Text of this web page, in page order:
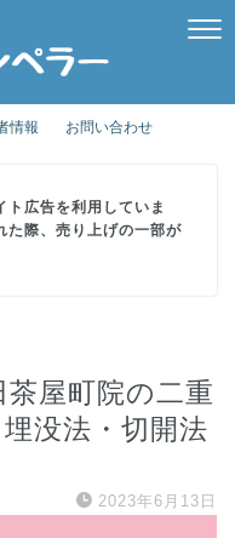
情報 お問い合わせ
広告を利用していま
た際、売り上げの一部が
屋町院の二重
没法・切開法
2023年6月13日